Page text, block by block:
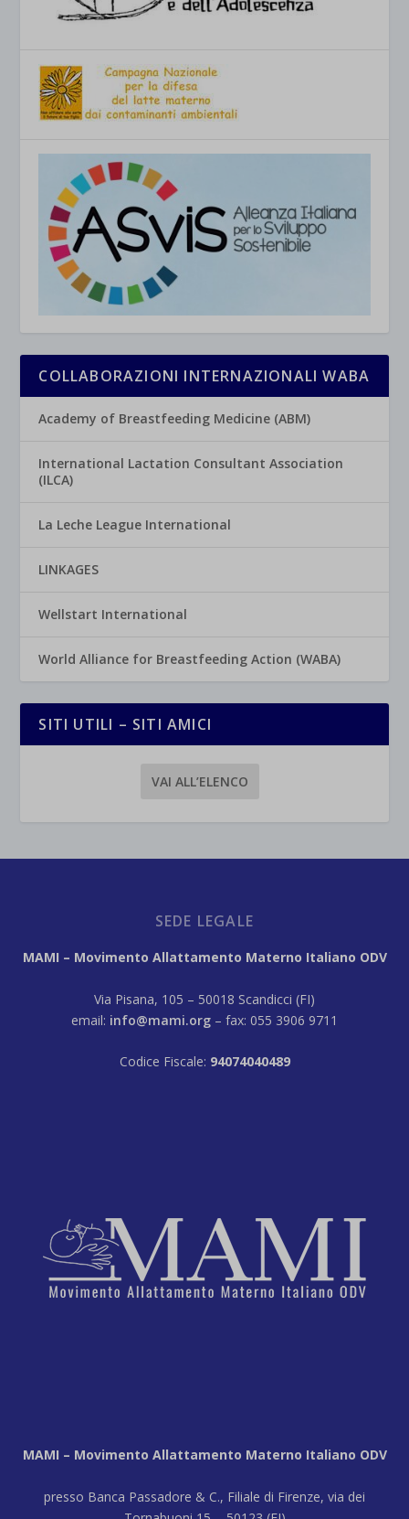
COLLABORAZIONI INTERNAZIONALI WABA
Academy of Breastfeeding Medicine (ABM)
International Lactation Consultant Association
(ILCA)
La Leche League International
LINKAGES
Wellstart International
World Alliance for Breastfeeding Action (WABA)
SITI UTILI – SITI AMICI
VAI ALL’ELENCO
SEDE LEGALE
MAMI – Movimento Allattamento Materno Italiano ODV
Via Pisana, 105 – 50018 Scandicci (FI)
email: info@mami.org – fax: 055 3906 9711
Codice Fiscale: 94074040489
MAMI – Movimento Allattamento Materno Italiano ODV
presso Banca Passadore & C., Filiale di Firenze, via dei